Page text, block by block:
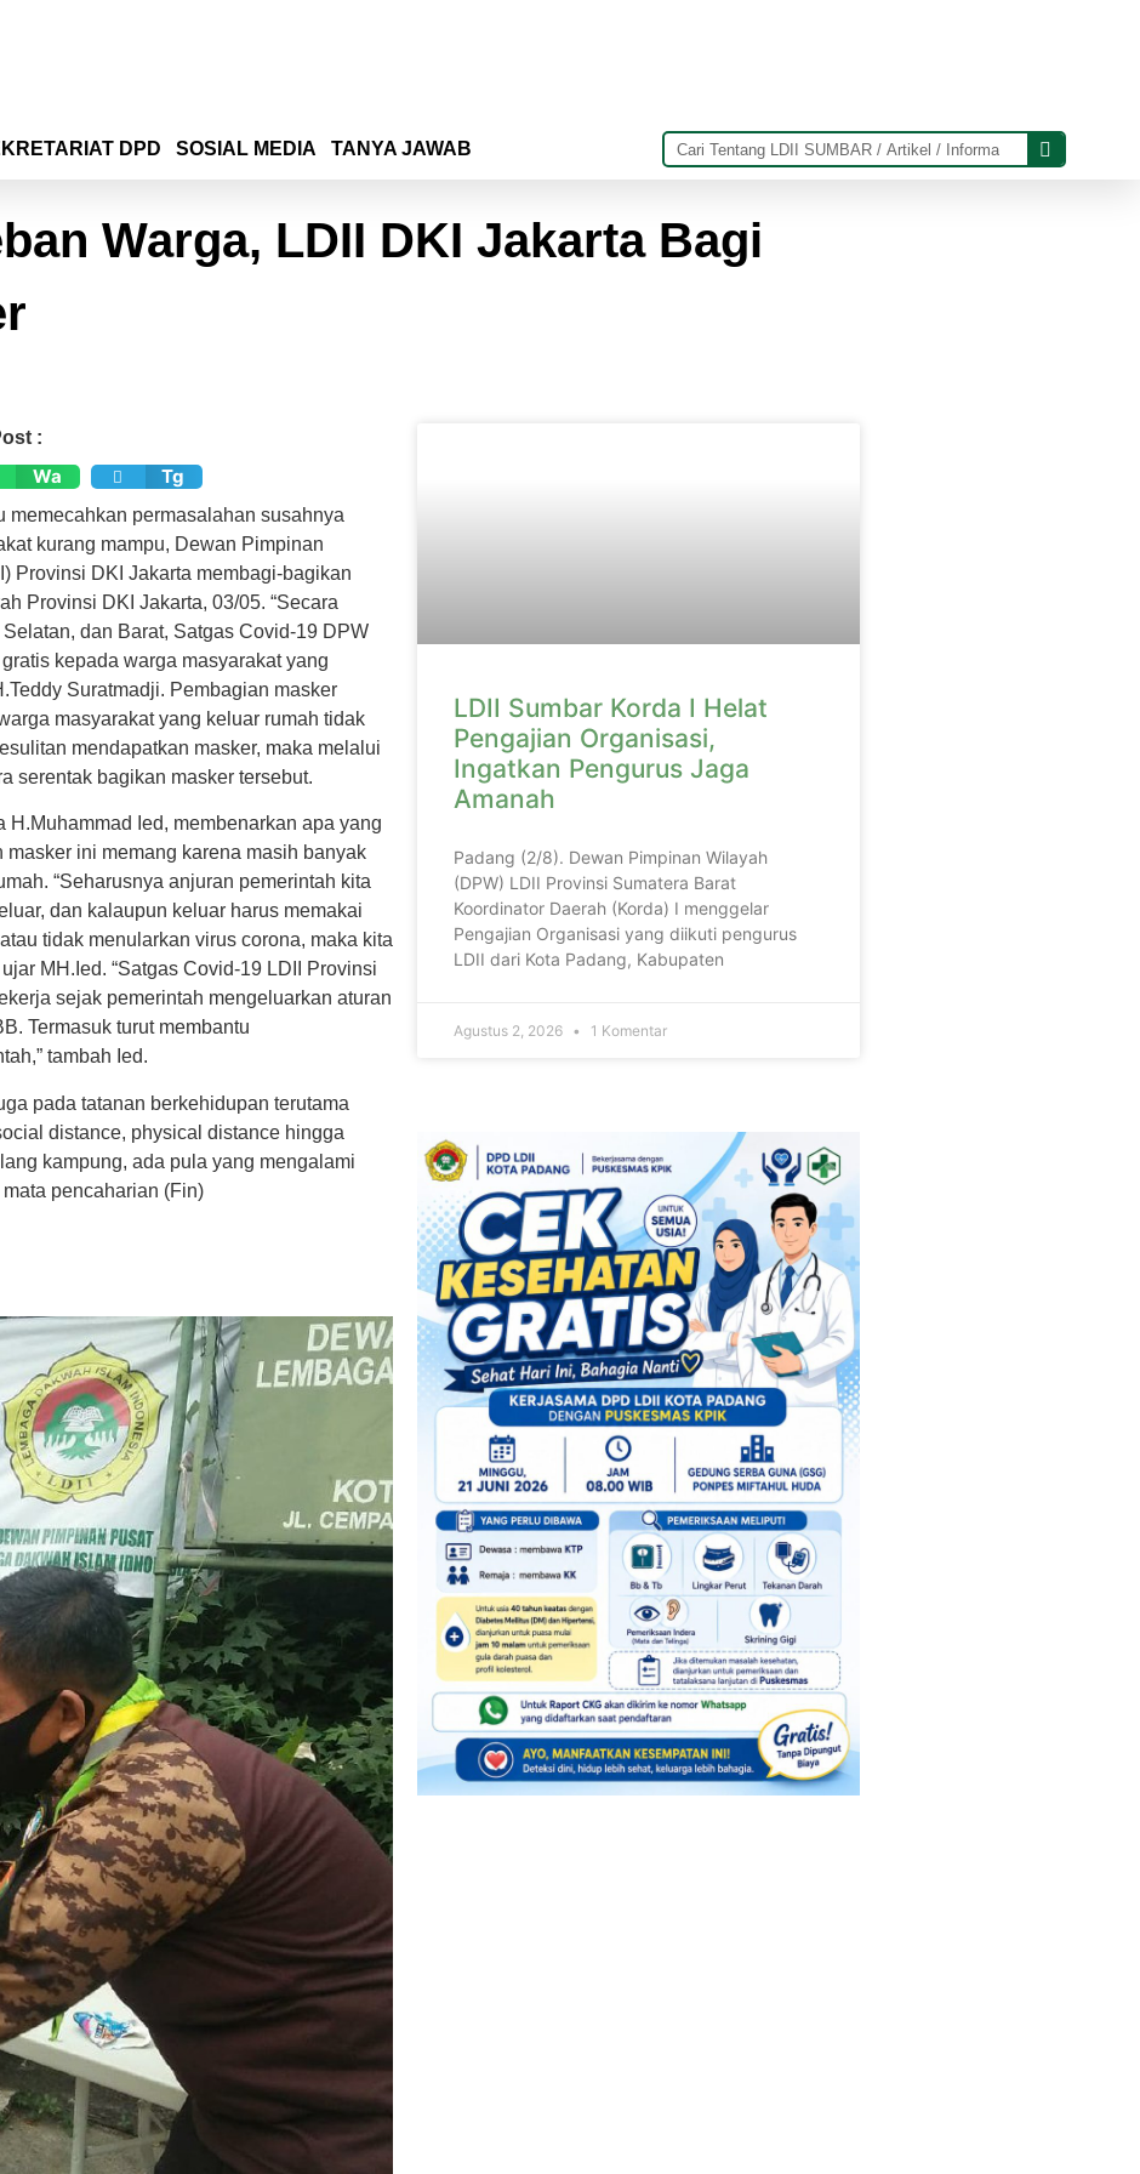
DPD SOSIAL MEDIA TANYA JAWAB
Warga, LDII DKI Jakarta Bagi
:
Wa Tg
permasalahan susahnya
kurang mampu, Dewan Pimpinan
Provinsi DKI Jakarta membagi-bagikan
Provinsi DKI Jakarta, 03/05. “Secara
dan Barat, Satgas Covid-19 DPW
kepada warga masyarakat yang
Suratmadji. Pembagian masker
masyarakat yang keluar rumah tidak
mendapatkan masker, maka melalui
serentak bagikan masker tersebut.
Ied, membenarkan apa yang
ini memang karena masih banyak
“Seharusnya anjuran pemerintah kita
dan kalaupun keluar harus memakai
tidak menularkan virus corona, maka kita
MH.Ied. “Satgas Covid-19 LDII Provinsi
sejak pemerintah mengeluarkan aturan
Termasuk turut membantu
tambah Ied.
pada tatanan berkehidupan terutama
distance, physical distance hingga
kampung, ada pula yang mengalami
pencaharian (Fin)
LDII Sumbar Korda I Helat
Pengajian Organisasi,
Ingatkan Pengurus Jaga
Amanah
Padang (2/8). Dewan Pimpinan Wilayah
(DPW) LDII Provinsi Sumatera Barat
Koordinator Daerah (Korda) I menggelar
Pengajian Organisasi yang diikuti pengurus
LDII dari Kota Padang, Kabupaten
Agustus 2, 2026 1 Komentar